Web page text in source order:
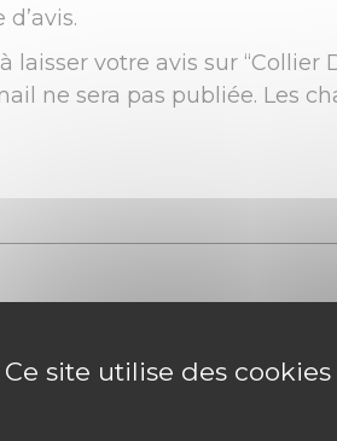
d’avis.
laisser votre avis sur “Collier
ne sera pas publiée. Les
Ce site utilise des